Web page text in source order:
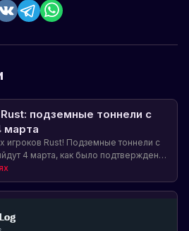
подземные тоннели с
марта
игроков Rust! Подземные тоннели с
4 марта, как было подтверждено
больше о новом обновлении